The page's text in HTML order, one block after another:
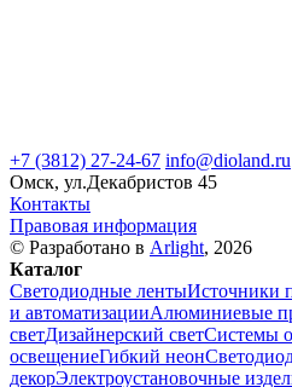
+7 (3812) 27-24-67 info@dioland.ru
Омск, ул.Декабристов 45
Контакты
Правовая информация
© Разработано в Arlight, 2026
Каталог
Светодиодные лентыИсточники
и автоматизацииАлюминиевые
светДизайнерский светСистемы
освещениеГибкий неон
декорЭлектроустановочные